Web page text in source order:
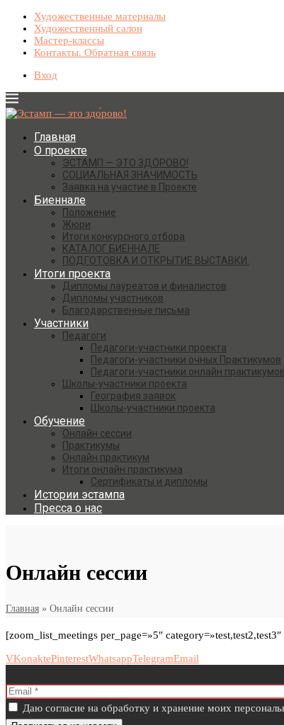
Художественные материалы
Художественный салон
Мастер-классы
Контакты. Обратная связь
Вход
Главная
О проекте
ЭСТАМП — ЭТО ЗДО́РОВО!
СОЦИАЛЬНАЯ ЗНАЧИМОСТЬ
Заявка на участие в Проекте
Биеннале
Положение
Жюри
Итоги конкурсного отбора
КАТАЛОГ БИЕННАЛЕ
ПОДГОТОВКА И ОТКРЫТИЕ ВЫСТАВКИ.
Итоги проекта
Дипломы лауреатов и финалистов
Дипломы участников
Благодарственные письма
Участники
Педагоги
Педагоги-участники проекта
Педагоги-участники очных Практикумов
Педагоги-участники онлайн практикумов
Школы-участники проекта
География заявок
Школы-участники проекта
Обучение
Онлайн сессии
Практикумы
Онлайн практикум
Итоги онлайн практикума
Сертификаты и дипломы
Истории эстампа
Пресса о нас
Онлайн сессии
Главная » Онлайн сессии
[zoom_list_meetings per_page=»5″
VKonaktePinterestWhatsappTelegramEmail
Даю согласие на обработку и хранение моих